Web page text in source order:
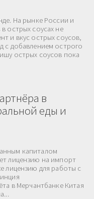
На рынке России и
острых соусах не
и вкус острых соусов,
с добавлением острого
острых соусов пока
в
еды и
капиталом
лицензию на импорт
лицензию для работы с
в Мерчантбанке Китая